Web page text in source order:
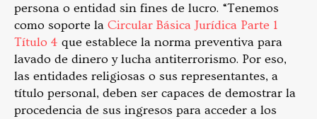
persona o entidad sin fines de lucro. “Tenemos
como soporte la Circular Básica Jurídica Parte 1
Título 4 que establece la norma preventiva para
lavado de dinero y lucha antiterrorismo. Por eso,
las entidades religiosas o sus representantes, a
título personal, deben ser capaces de demostrar la
procedencia de sus ingresos para acceder a los